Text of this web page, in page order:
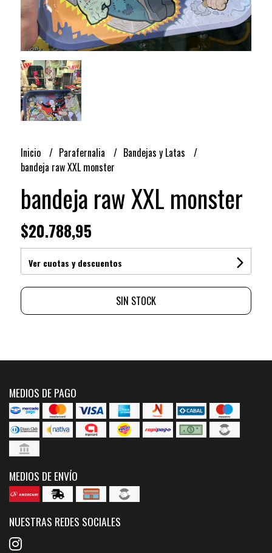
Inicio Parafernalia
Bandejas y Latas
bandeja raw XXL monster
bandeja raw XXL monster
$20.788,95
Ver cuotas y descuentos
SIN STOCK
MEDIOS DE PAGO
MEDIOS DE ENVÍO
NUESTRAS REDES SOCIALES